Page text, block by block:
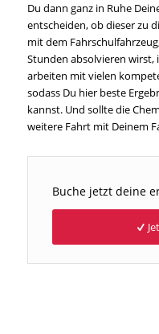
Du dann ganz in Ruhe
entscheiden, ob dieser zu
mit dem
Stunden absolvieren wirst,
arbeiten mit vielen
sodass Du hier beste
kannst. Und sollte die
weitere Fahrt mit Deinem
Buche jetzt deine